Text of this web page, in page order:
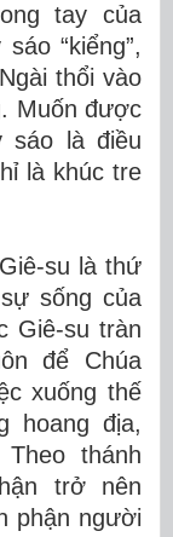
tay của
“kiểng”,
thổi vào
Muốn được
sáo là điều
là khúc tre
su là thứ
sống của
Giê-su tràn
để Chúa
xuống thế
hoang địa,
thánh
trở nên
phận người